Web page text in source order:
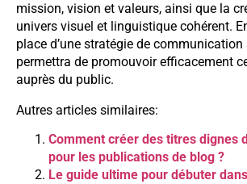
mission, vision et valeurs, ainsi que la
univers visuel et linguistique cohérent.
place d’une stratégie de communication
permettra de promouvoir efficacement
auprès du public.
Autres articles similaires:
Comment créer des titres dignes
pour les publications de blog ?
Le guide ultime pour débuter